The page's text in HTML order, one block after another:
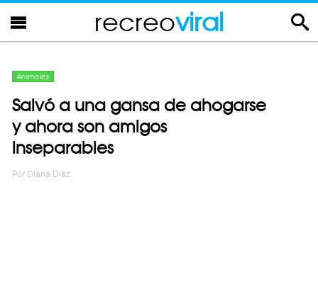
recreoviral
Animales
Salvó a una gansa de ahogarse
y ahora son amigos
inseparables
Por Diana Diaz